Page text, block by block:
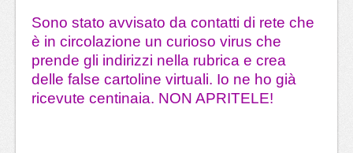
Sono stato avvisato da contatti di rete che
è in circolazione un curioso virus che
prende gli indirizzi nella rubrica e crea
delle false cartoline virtuali. Io ne ho già
ricevute centinaia. NON APRITELE!